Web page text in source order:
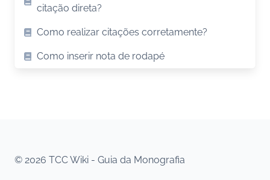
citação direta?
Como realizar citações corretamente?
Como inserir nota de rodapé
© 2026 TCC Wiki - Guia da Monografia